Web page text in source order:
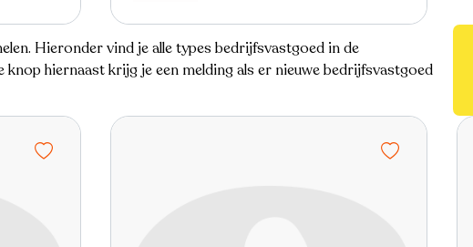
Hieronder vind je alle types bedrijfsvastgoed in de
knop hiernaast krijg je een melding als er nieuwe bedrijfsvastgoed